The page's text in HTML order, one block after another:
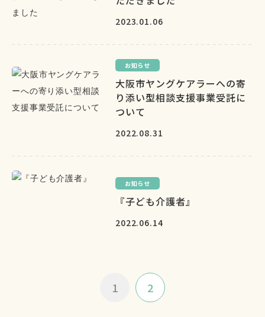
2023.01.06
お知らせ
大阪市ヤングケアラーへの寄
り添い型相談支援事業受託に
ついて
2022.08.31
お知らせ
『子ども介護者』
2022.06.14
1 2